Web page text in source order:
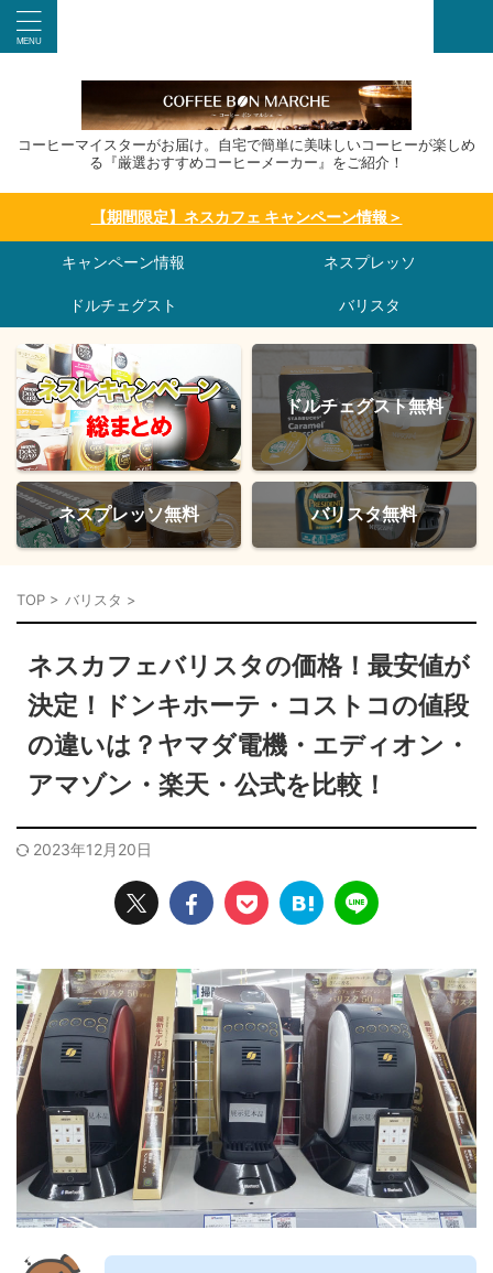
コーヒーマイスターがお届け。自宅で簡単に美味しいコーヒーが楽しめ
る『厳選おすすめコーヒーメーカー』をご紹介！
【期間限定】ネスカフェ キャンペーン情報＞
キャンペーン情報 ネスプレッソ
ドルチェグスト バリスタ
ドルチェグスト無料
ネスプレッソ無料 バリスタ無料
TOP > バリスタ >
ネスカフェバリスタの価格！最安値が
決定！ドンキホーテ・コストコの値段
の違いは？ヤマダ電機・エディオン・
アマゾン・楽天・公式を比較！
2023年12月20日